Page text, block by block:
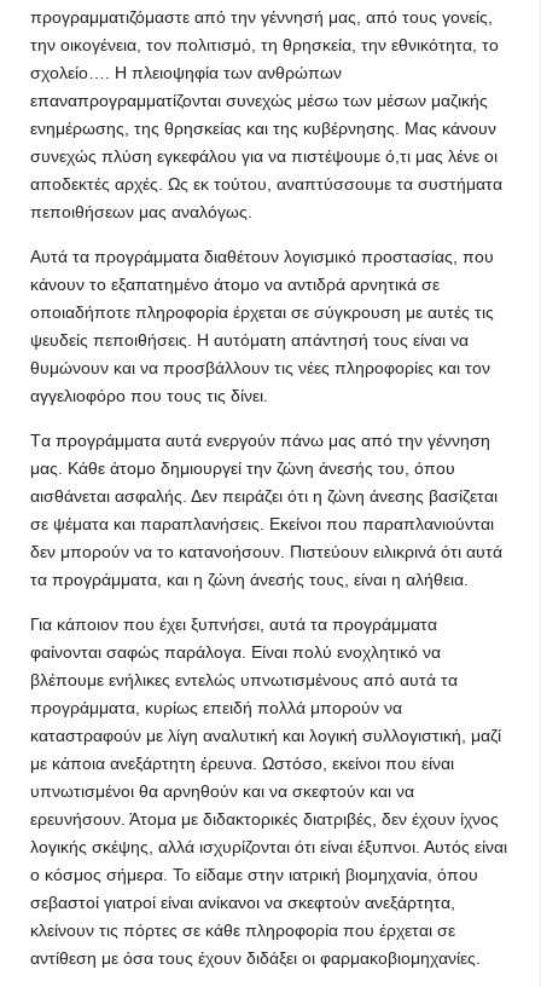
προγραμματιζόμαστε από την γέννησή μας, από τους γονείς,
την οικογένεια, τον πολιτισμό, τη θρησκεία, την εθνικότητα, το
σχολείο…. Η πλειοψηφία των ανθρώπων
επαναπρογραμματίζονται συνεχώς μέσω των μέσων μαζικής
ενημέρωσης, της θρησκείας και της κυβέρνησης. Μας κάνουν
συνεχώς πλύση εγκεφάλου για να πιστέψουμε ό,τι μας λένε οι
αποδεκτές αρχές. Ως εκ τούτου, αναπτύσσουμε τα συστήματα
πεποιθήσεων μας αναλόγως.
Αυτά τα προγράμματα διαθέτουν λογισμικό προστασίας, που
κάνουν το εξαπατημένο άτομο να αντιδρά αρνητικά σε
οποιαδήποτε πληροφορία έρχεται σε σύγκρουση με αυτές τις
ψευδείς πεποιθήσεις. Η αυτόματη απάντησή τους είναι να
θυμώνουν και να προσβάλλουν τις νέες πληροφορίες και τον
αγγελιοφόρο που τους τις δίνει.
Tα προγράμματα αυτά ενεργούν πάνω μας από την γέννηση
μας. Κάθε άτομο δημιουργεί την ζώνη άνεσής του, όπου
αισθάνεται ασφαλής. Δεν πειράζει ότι η ζώνη άνεσης βασίζεται
σε ψέματα και παραπλανήσεις. Εκείνοι που παραπλανιούνται
δεν μπορούν να το κατανοήσουν. Πιστεύουν ειλικρινά ότι αυτά
τα προγράμματα, και η ζώνη άνεσής τους, είναι η αλήθεια.
Για κάποιον που έχει ξυπνήσει, αυτά τα προγράμματα
φαίνονται σαφώς παράλογα. Είναι πολύ ενοχλητικό να
βλέπουμε ενήλικες εντελώς υπνωτισμένους από αυτά τα
προγράμματα, κυρίως επειδή πολλά μπορούν να
καταστραφούν με λίγη αναλυτική και λογική συλλογιστική, μαζί
με κάποια ανεξάρτητη έρευνα. Ωστόσο, εκείνοι που είναι
υπνωτισμένοι θα αρνηθούν και να σκεφτούν και να
ερευνήσουν. Άτομα με διδακτορικές διατριβές, δεν έχουν ίχνος
λογικής σκέψης, αλλά ισχυρίζονται ότι είναι έξυπνοι. Αυτός είναι
ο κόσμος σήμερα. Το είδαμε στην ιατρική βιομηχανία, όπου
σεβαστοί γιατροί είναι ανίκανοι να σκεφτούν ανεξάρτητα,
κλείνουν τις πόρτες σε κάθε πληροφορία που έρχεται σε
αντίθεση με όσα τους έχουν διδάξει οι φαρμακοβιομηχανίες.